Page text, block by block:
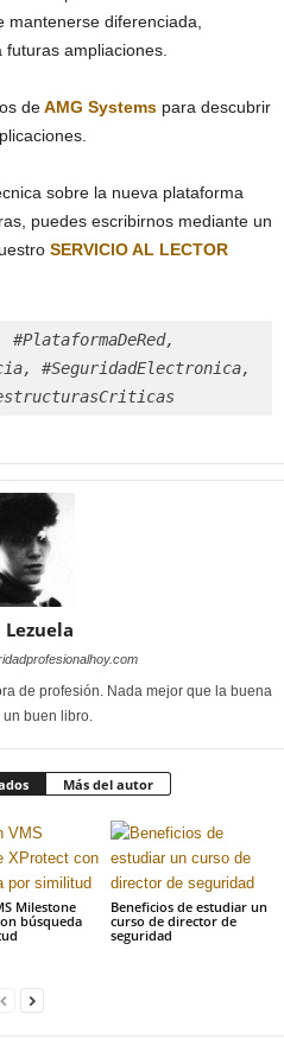
diferenciada,
ampliaciones.
deAMG Systems para descubrir
sobre la nueva plataforma
puedes escribirnos mediante un
SERVICIO AL LECTOR
#PlataformaDeRed,
#SeguridadElectronica,
Lezuela
de profesión. Nada mejor que la buena
un buen libro.
Más del autor
Milestone
búsqueda
Beneficios de estudiar un
curso de director de
seguridad